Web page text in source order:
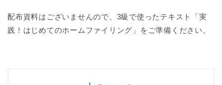
配布資料はございませんので、3級で使ったテキスト「実
践！はじめてのホームファイリング」をご準備ください。